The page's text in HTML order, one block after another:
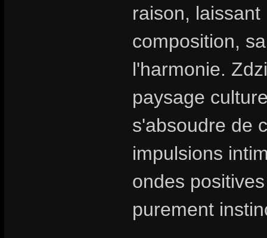
raison,
composition,
l'harmonie.
paysage
s'absoudre de
impulsions
ondes
purement